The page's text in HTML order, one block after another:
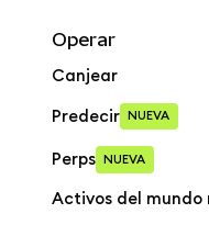
Operar
Canjear
Predecir NUEVA
Perps NUEVA
Activos del mundo